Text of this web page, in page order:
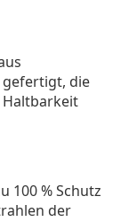
die
Haltbarkeit
100 % Schutz
der